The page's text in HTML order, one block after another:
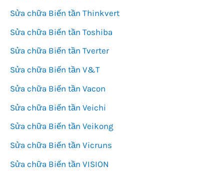
Sửa chữa Biến tần Thinkvert
Sửa chữa Biến tần Toshiba
Sửa chữa Biến tần Tverter
Sửa chữa Biến tần V&T
Sửa chữa Biến tần Vacon
Sửa chữa Biến tần Veichi
Sửa chữa Biến tần Veikong
Sửa chữa Biến tần Vicruns
Sửa chữa Biến tần VISION